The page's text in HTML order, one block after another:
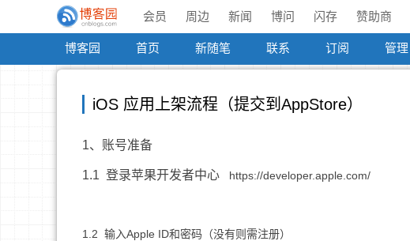
会员 周边 新闻 博问 闪存 赞助商
博客园 首页 新随笔 联系 订阅 管理
iOS 应用上架流程（提交到AppStore）
1、 账号准备
1.1 登录苹果开发者中心 https://developer.apple.com/
1.2 输入Apple ID和密码（没有则需注册）